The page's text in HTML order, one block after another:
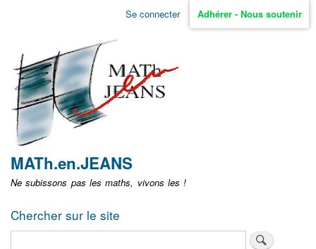
Aller
non
identifié
Se connecter Adhérer - Nous soutenir
MATh.en.JEANS
Ne subissons pas les maths, vivons les !
Chercher sur le site